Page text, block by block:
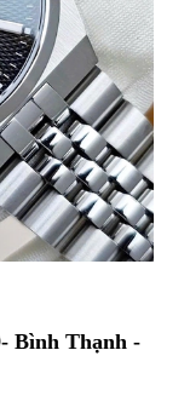
Bình Thạnh -